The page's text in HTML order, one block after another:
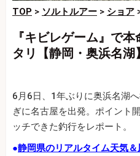
TOP > ソルトルアー > ショア
『キビレゲーム』で
タリ【静岡・奥浜名湖】
6月6日、1年ぶりに奥浜名湖
ぎに名古屋を出発。ポイント
ッチできた釣行をレポート。
●静岡県のリアルタイム天気＆